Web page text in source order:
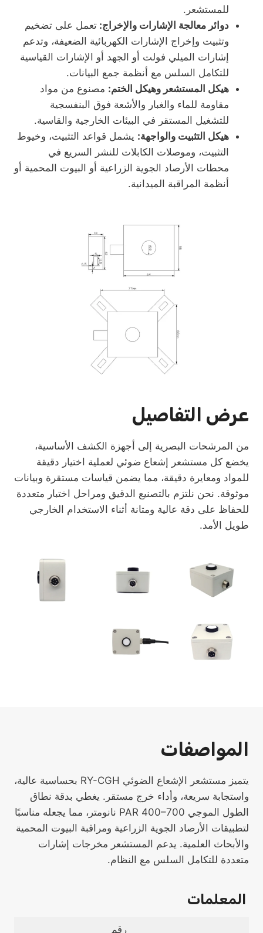
للمستشعر.
دوائر معالجة الإشارات والإخراج: تعمل على تضخيم
وتثبيت وإخراج الإشارات الكهربائية الضعيفة، وتدعم
إشارات الميلي فولت أو الجهد أو الإشارات القياسية
للتكامل السلس مع أنظمة جمع البيانات.
هيكل المستشعر وهيكل الختم: مصنوع من مواد
مقاومة للماء والغبار والأشعة فوق البنفسجية
للتشغيل المستقر في البيئات الخارجية والقاسية.
هيكل التثبيت والواجهة: يشمل قواعد التثبيت، وخيوط
التثبيت، وموصلات الكابلات للنشر السريع في
محطات الأرصاد الجوية الزراعية أو البيوت المحمية أو
أنظمة المراقبة الميدانية.
عرض التفاصيل
من المرشحات البصرية إلى أجهزة الكشف الأساسية،
يخضع كل مستشعر إشعاع ضوئي لعملية اختيار دقيقة
للمواد ومعايرة دقيقة، مما يضمن قياسات مستقرة وبيانات
موثوقة. نحن نلتزم بالتصنيع الدقيق ومراحل اختبار متعددة
للحفاظ على دقة عالية ومتانة أثناء الاستخدام الخارجي
طويل الأمد.
المواصفات
يتميز مستشعر الإشعاع الضوئي RY-CGH بحساسية عالية،
واستجابة سريعة، وأداء خرج مستقر. يغطي بدقة نطاق
الطول الموجي PAR 400–700 نانومتر، مما يجعله مناسبًا
لتطبيقات الأرصاد الجوية الزراعية ومراقبة البيوت المحمية
والأبحاث العلمية. يدعم المستشعر مخرجات إشارات
متعددة للتكامل السلس مع النظام.
المعلمات
رقم